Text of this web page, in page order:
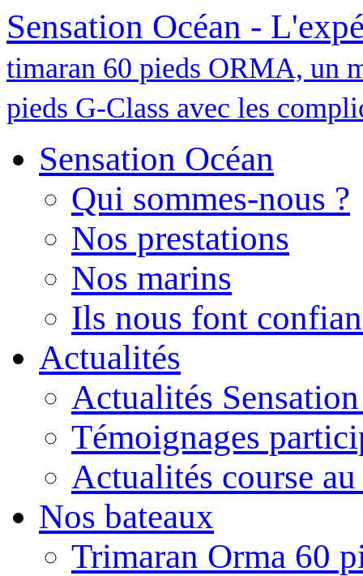
Sensation Océan -
timaran 60 pieds ORMA, un
pieds G-Class avec les
Sensation Océan
Qui sommes-nous ?
Nos prestations
Nos marins
Ils nous font
Actualités
Actualités
Témoignages
Actualités course
Nos bateaux
Trimaran Orma 60